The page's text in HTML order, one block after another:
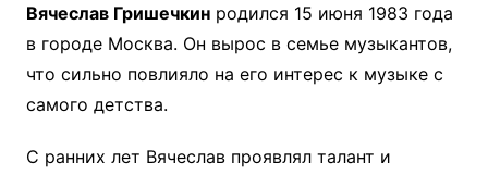
Вячеслав Гришечкинродился 15 июня 1983 года
в городе Москва. Он вырос в семье музыкантов,
что сильно повлияло на его интерес к музыке с
самого детства.
С ранних лет Вячеслав проявлял талант и